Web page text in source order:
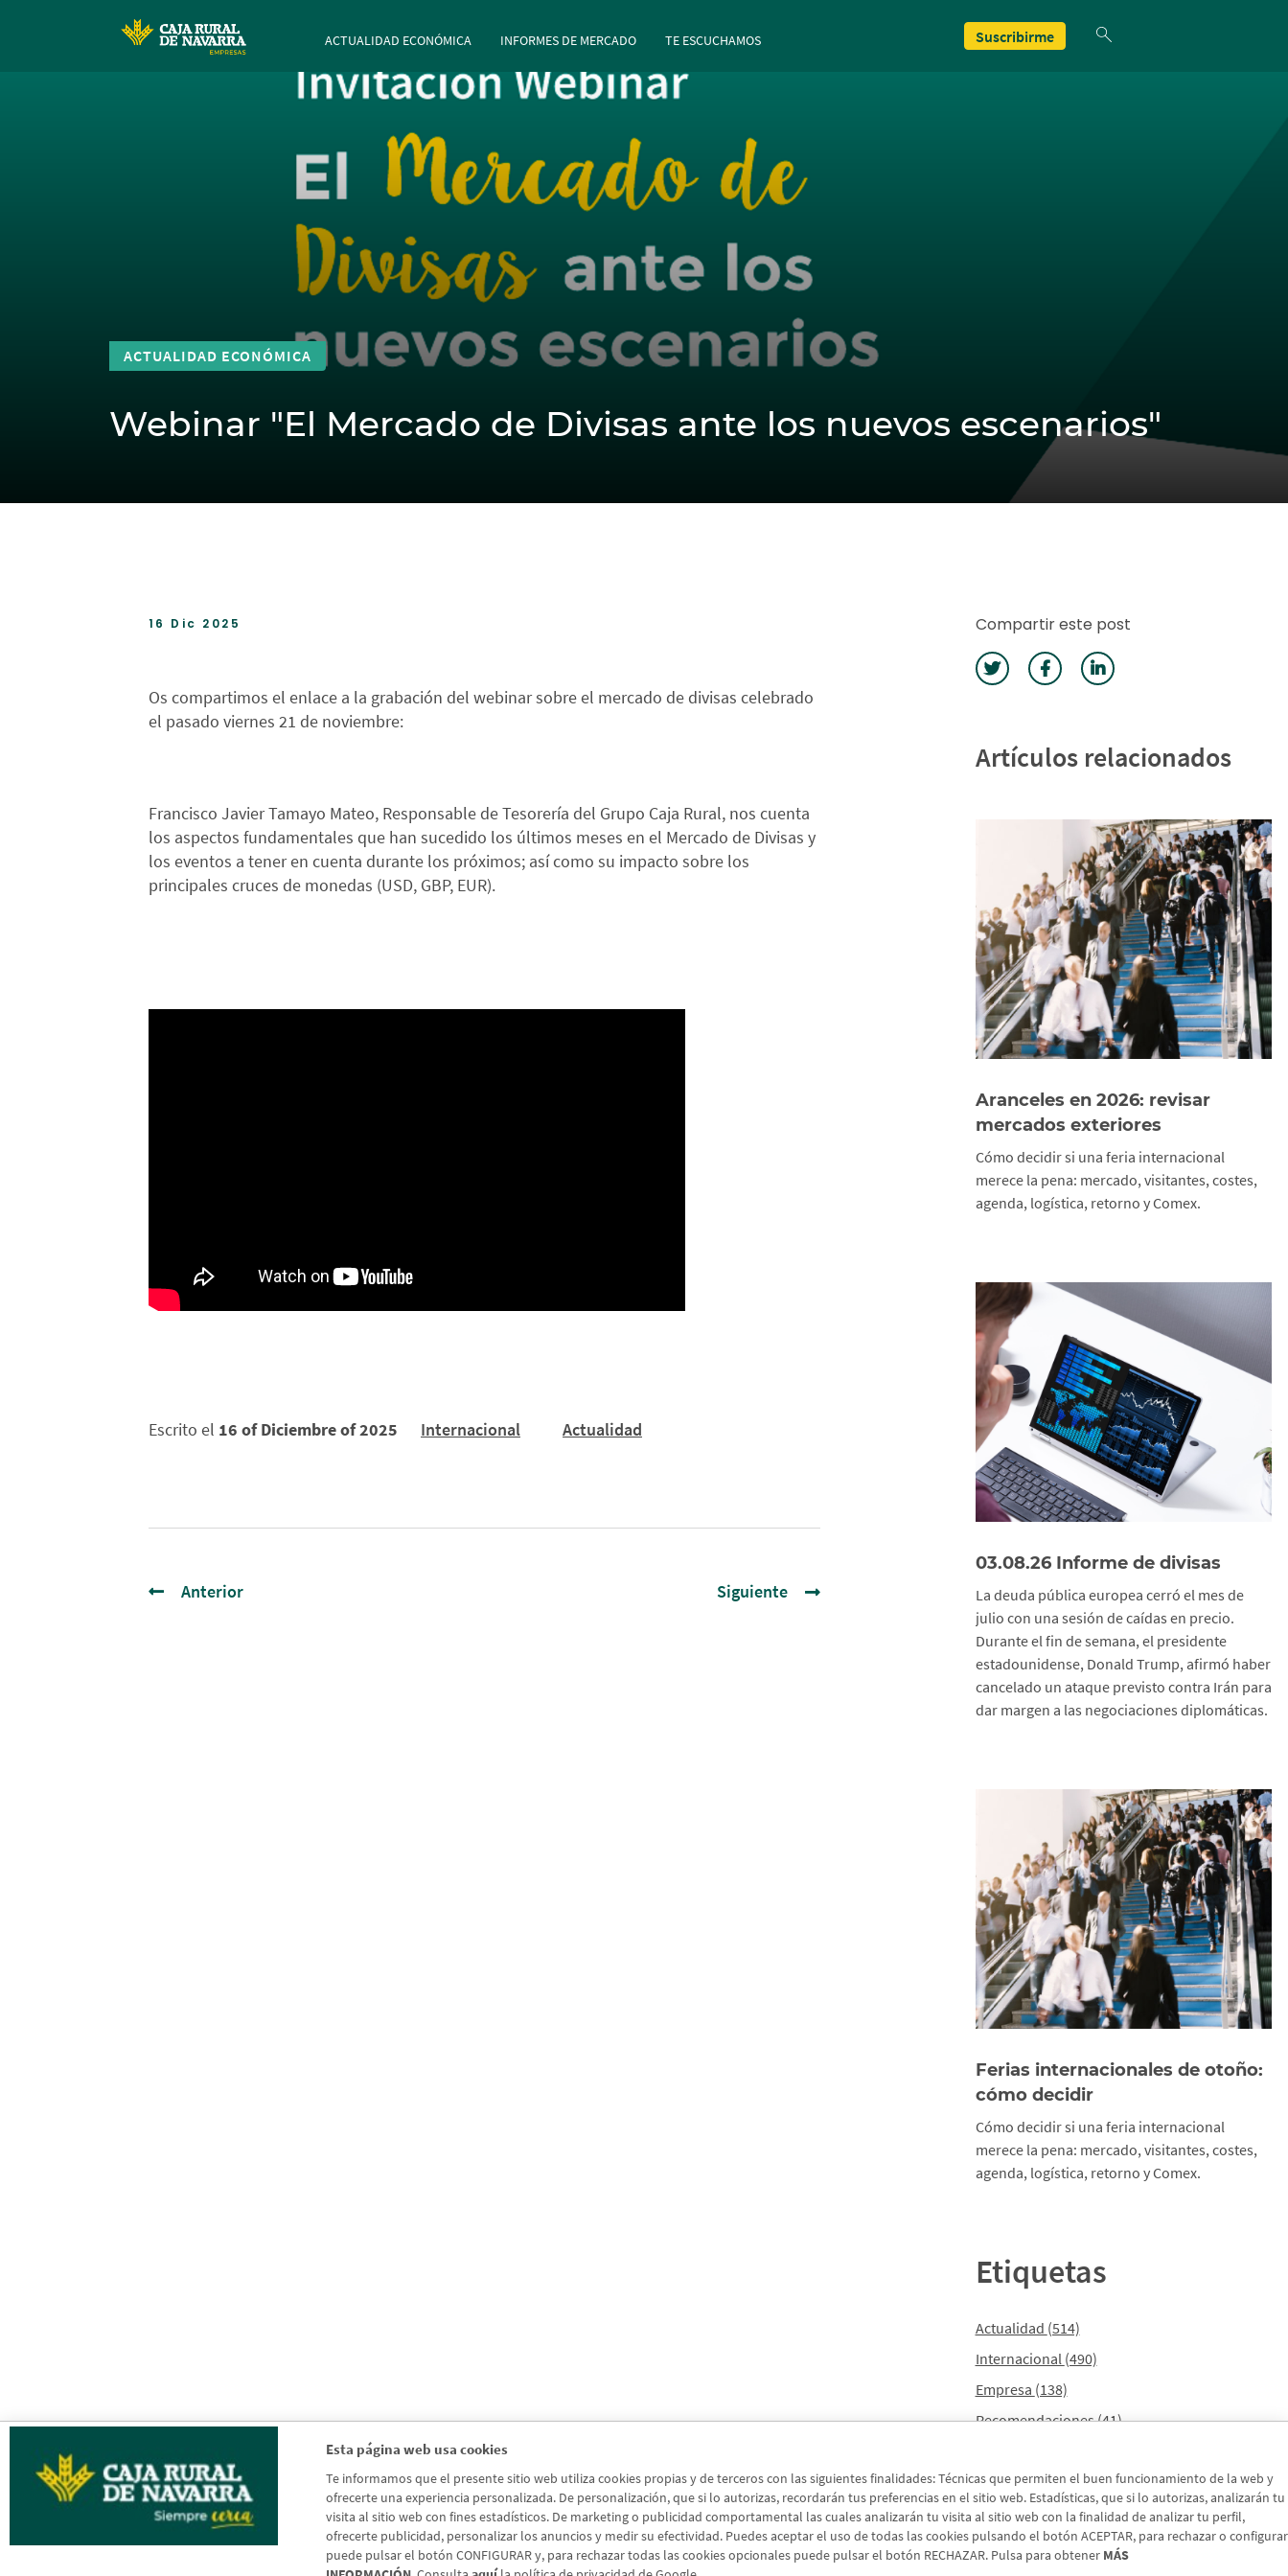
Esta página web usa cookies
Te informamos que el presente sitio web utiliza cookies propias y de terceros con las siguientes finalidades: Técnicas que permiten el buen funcionamiento de la web y
ofrecerte una experiencia personalizada. De personalización, que si lo autorizas, recordarán tus preferencias en el sitio web. Estadísticas, que si lo autorizas, analizarán tu
visita al sitio web con fines estadísticos. De marketing o publicidad comportamental las cuales analizarán tu visita al sitio web con la finalidad de analizar tu perfil,
ofrecerte publicidad, personalizar los anuncios y medir su efectividad. Puedes aceptar el uso de todas las cookies pulsando el botón ACEPTAR, para rechazar o configurar
puede pulsar el botón CONFIGURAR y, para rechazar todas las cookies opcionales puede pulsar el botón RECHAZAR. Pulsa para obtener MÁS
ACTUALIDAD ECONÓMICA INFORMES DE MERCADO TE ESCUCHAMOS Suscribirme
ACTUALIDAD ECONÓMICA
Webinar "El Mercado de Divisas ante los nuevos escenarios"
16 Dic 2025
Os compartimos el enlace a la grabación del webinar sobre el mercado de divisas celebrado
el pasado viernes 21 de noviembre:
Francisco Javier Tamayo Mateo, Responsable de Tesorería del Grupo Caja Rural, nos cuenta
los aspectos fundamentales que han sucedido los últimos meses en el Mercado de Divisas y
los eventos a tener en cuenta durante los próximos; así como su impacto sobre los
principales cruces de monedas (USD, GBP, EUR).
Escrito el 16 of Diciembre of 2025 Internacional Actualidad
Anterior Siguiente
Compartir este post
Artículos relacionados
Aranceles en 2026: revisar
mercados exteriores
Cómo decidir si una feria internacional
merece la pena: mercado, visitantes, costes,
agenda, logística, retorno y Comex.
03.08.26 Informe de divisas
La deuda pública europea cerró el mes de
julio con una sesión de caídas en precio.
Durante el fin de semana, el presidente
estadounidense, Donald Trump, afirmó haber
cancelado un ataque previsto contra Irán para
dar margen a las negociaciones diplomáticas.
Ferias internacionales de otoño:
cómo decidir
Cómo decidir si una feria internacional
merece la pena: mercado, visitantes, costes,
agenda, logística, retorno y Comex.
Etiquetas
Actualidad (514)
Internacional (490)
Empresa (138)
Recomendaciones(41)
Actualidad - Cloned(8)